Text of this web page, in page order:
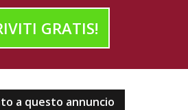
GRATIS!
a questo annuncio